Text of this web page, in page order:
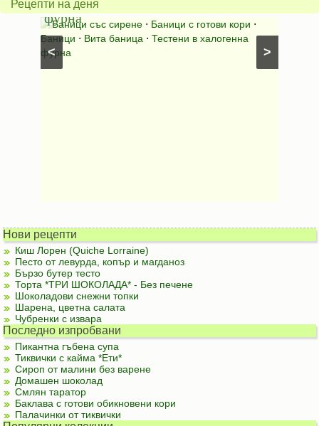
Рецепти на деня
>
<
фурна
Баници със сирене ⋅ Баници с готови кори ⋅
Баници ⋅ Вита баница ⋅ Тестени в халогенна
фурна
Нови рецепти
Киш Лорен (Quiche Lorraine)
Песто от левурда, копър и магданоз
Бързо бутер тесто
Торта *ТРИ ШОКОЛАДА* - Без печене
Шоколадови снежни топки
Шарена, цветна салата
Чубренки с извара
Последно изпробвани
Пикантна гъбена супа
Тиквички с кайма *Ети*
Сироп от малини без варене
Домашен шоколад
Смлян таратор
Баклава с готови обикновени кори
Палачинки от тиквички